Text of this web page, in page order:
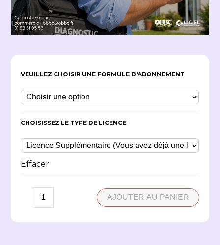
VEUILLEZ CHOISIR UNE FORMULE D'ABONNEMENT
CHOISISSEZ LE TYPE DE LICENCE
Effacer
AJOUTER AU PANIER